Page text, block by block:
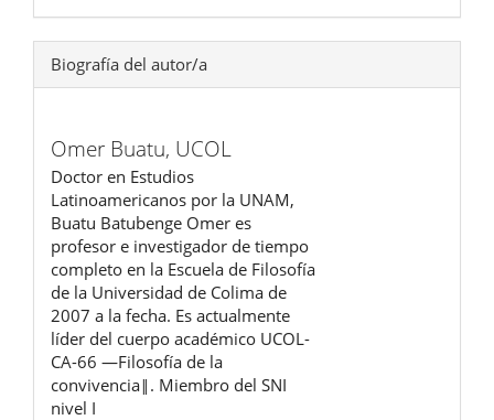
Biografía del autor/a
Omer Buatu, UCOL
Doctor en Estudios
Latinoamericanos por la UNAM,
Buatu Batubenge Omer es
profesor e investigador de tiempo
completo en la Escuela de Filosofía
de la Universidad de Colima de
2007 a la fecha. Es actualmente
líder del cuerpo académico UCOL-
CA-66 ―Filosofía de la
convivencia‖. Miembro del SNI
nivel I